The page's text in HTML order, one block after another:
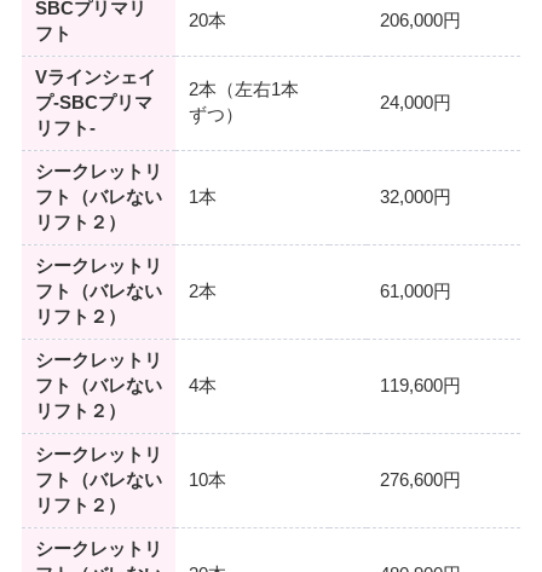
SBCプリマリ
フト
20本 206,000円
Vラインシェイ
プ-SBCプリマ
リフト-
2本（左右1本
ずつ）
24,000円
シークレットリ
フト（バレない
リフト２）
1本 32,000円
シークレットリ
フト（バレない
リフト２）
2本 61,000円
シークレットリ
フト（バレない
リフト２）
4本 119,600円
シークレットリ
フト（バレない
リフト２）
10本 276,600円
シークレットリ